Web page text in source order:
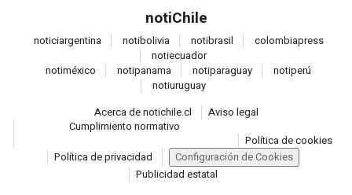
notiChile
noticiargentina notibolivia notibrasil colombiapress
notiecuador
notiméxico notipanama notiparaguay notiperú
notiuruguay
Acerca de notichile.cl
Aviso legal
Cumplimiento normativo
Política de cookies
Política de privacidad
Configuración de Cookies
Publicidad estatal